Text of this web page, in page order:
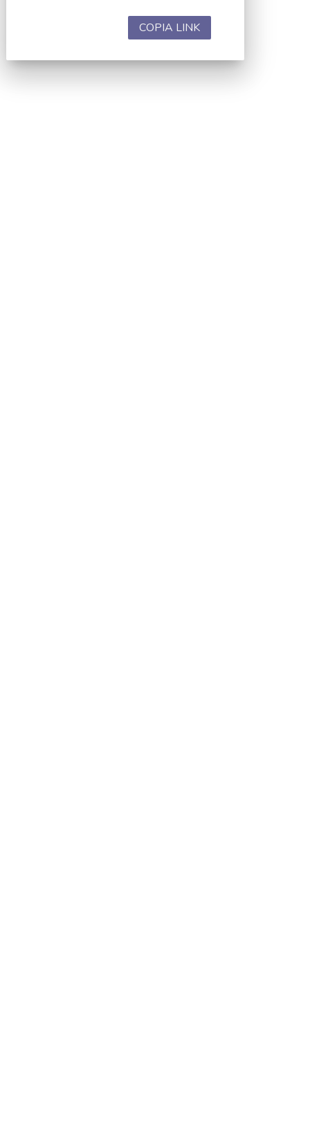
COPIA LINK